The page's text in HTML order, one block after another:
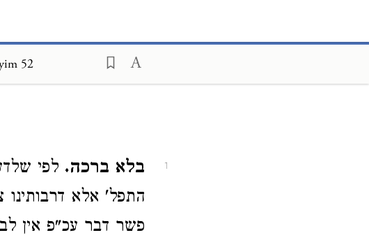
52
1 בלא ברכה. לפי
התפל' אלא דרבותינו
פשר דבר עכ"פ אין